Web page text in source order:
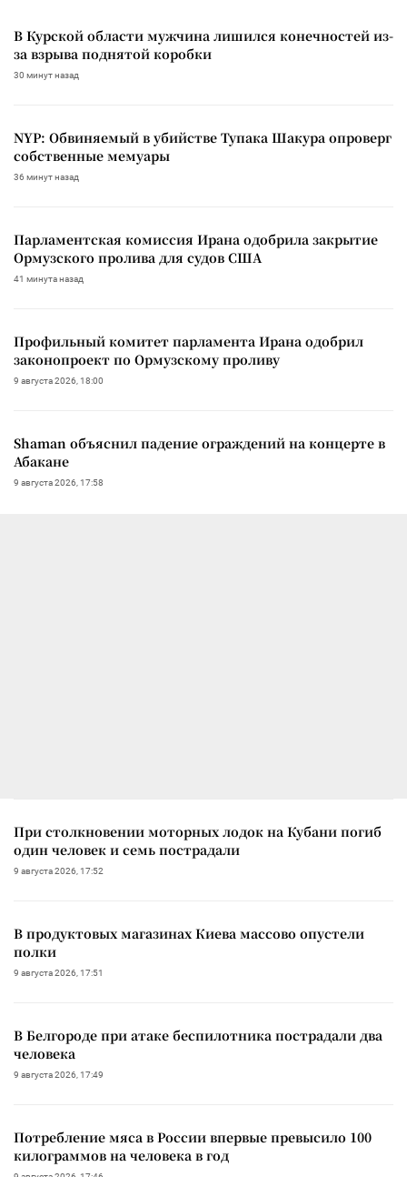
В Курской области мужчина лишился конечностей из-
за взрыва поднятой коробки
30 минут назад
NYP: Обвиняемый в убийстве Тупака Шакура опроверг
собственные мемуары
36 минут назад
Парламентская комиссия Ирана одобрила закрытие
Ормузского пролива для судов США
41 минута назад
Профильный комитет парламента Ирана одобрил
законопроект по Ормузскому проливу
9 августа 2026, 18:00
Shaman объяснил падение ограждений на концерте в
Абакане
9 августа 2026, 17:58
При столкновении моторных лодок на Кубани погиб
один человек и семь пострадали
9 августа 2026, 17:52
В продуктовых магазинах Киева массово опустели
полки
9 августа 2026, 17:51
В Белгороде при атаке беспилотника пострадали два
человека
9 августа 2026, 17:49
Потребление мяса в России впервые превысило 100
килограммов на человека в год